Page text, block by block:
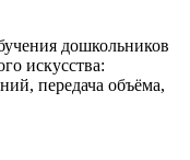
дошкольников
искусства:
передача объёма,